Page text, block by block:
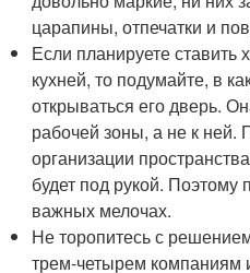
царапины, отпечатки и
Если планируете ставить
кухней, то подумайте, в
открываться его дверь.
рабочей зоны, а не к ней.
организации
будет под рукой. Поэтому
важных мелочах.
Не торопитесь с
трем-четырем компаниям